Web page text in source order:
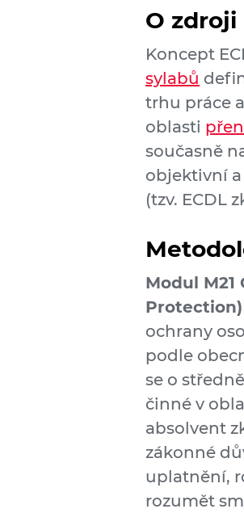
O zdroji
Koncept
sylabů
trhu práce
oblasti
současně
objektivní
(tzv. ECDL
Modul
Protection)
ochrany
podle
se o
činné v
absolvent
zákonné
uplatnění,
rozumět